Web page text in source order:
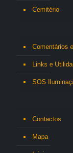
Cemitério
Comentários
Links e
SOS
Contactos
Mapa